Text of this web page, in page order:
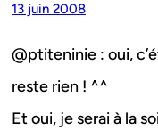
13 juin 2008
@ptiteninie : oui,
reste rien ! ^^
Et oui, je serai à la